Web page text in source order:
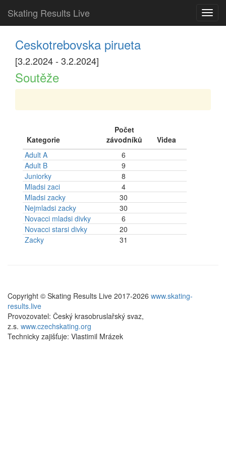
Skating Results Live
Ceskotrebovska pirueta
[3.2.2024 - 3.2.2024]
Soutěže
Kategorie
Počet
závodníků
Videa
Adult A
6
Adult B
9
Juniorky
8
Mladsi zaci
4
Mladsi zacky
30
Nejmladsi zacky
30
Novacci mladsi divky
6
Novacci starsi divky
20
Zacky
31
Copyright © Skating Results Live 2017-2026 www.skating-
results.live
Provozovatel: Český krasobruslařský svaz,
z.s. www.czechskating.org
Technicky zajišťuje: Vlastimil Mrázek